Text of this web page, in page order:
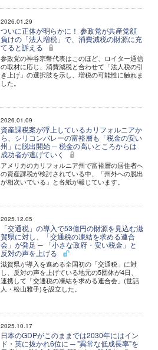
2026.01.29
ついに正体が明らかに！ 参政党が共産党顔
負けの「法人増税」で、消費減税の財源に充
てると訴える
参政党の神谷宗幣代表はこのほど、ロイター通信
の取材に応じ、消費減税と合わせて「法人税の引
き上げ」の選択肢を示し、増税の可能性に触れま
した。
2026.01.09
資産課税案が浮上しているカリフォルニアか
ら、シリコンバレーの富裕層も「税金の安い
州」に脱出開始 ─ 税金の高いところからは
成功者が逃げていく
アメリカのカリフォルニア州で富裕層の居住者へ
の資産課税が検討されている中、「州外への脱出
が相次いでいる」と各紙が報じています。
2025.12.05
「交通税」の導入で53億円の財源を見込む滋
賀県に対し、「交通税の凍結を求める連合
会」が発足 ─ 「小さな政府・安い税金」と
反対の声を上げる
滋賀県が導入を進める全国初の「交通税」に対
し、反対の声を上げている地元の5団体が4日、
連携して「交通税の凍結を求める連合会」(世話
人・松山雅子)を設立した。
2025.10.17
日本のGDPがこのままでは2030年にはイン
ド・英に抜かれ6位に ─ "異常な低成長率"を